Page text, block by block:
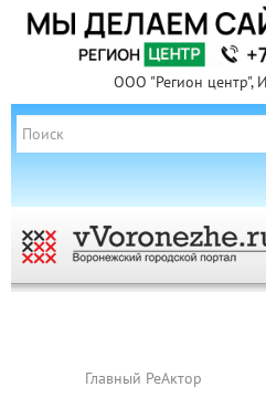
ООО "Регион центр",
Главный РеАктор